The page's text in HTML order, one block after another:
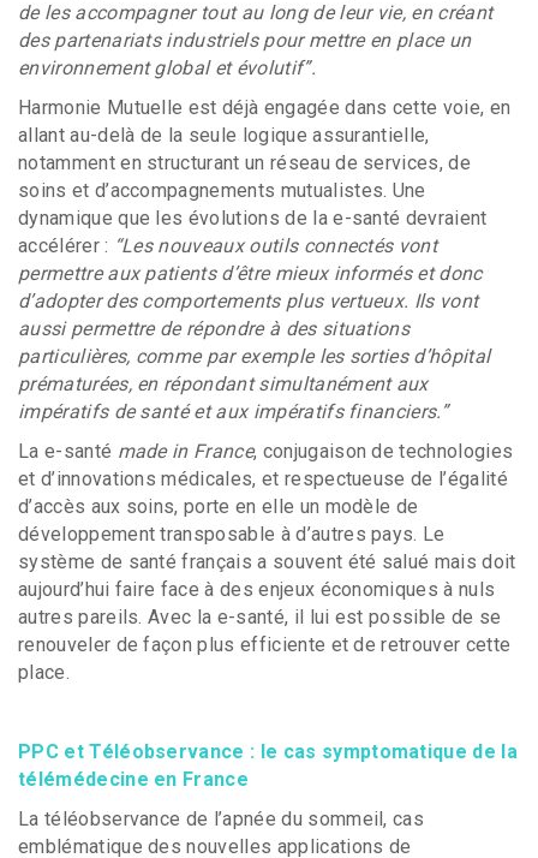
de les accompagner tout au long de leur vie, en créant
des partenariats industriels pour mettre en place un
environnement global et évolutif”.
Harmonie Mutuelle est déjà engagée dans cette voie, en
allant au-delà de la seule logique assurantielle,
notamment en structurant un réseau de services, de
soins et d’accompagnements mutualistes. Une
dynamique que les évolutions de la e-santé devraient
accélérer : “Les nouveaux outils connectés vont
permettre aux patients d’être mieux informés et donc
d’adopter des comportements plus vertueux. Ils vont
aussi permettre de répondre à des situations
particulières, comme par exemple les sorties d’hôpital
prématurées, en répondant simultanément aux
impératifs de santé et aux impératifs financiers.”
La e-santé made in France, conjugaison de technologies
et d’innovations médicales, et respectueuse de l’égalité
d’accès aux soins, porte en elle un modèle de
développement transposable à d’autres pays. Le
système de santé français a souvent été salué mais doit
aujourd’hui faire face à des enjeux économiques à nuls
autres pareils. Avec la e-santé, il lui est possible de se
renouveler de façon plus efficiente et de retrouver cette
place.
PPC et Téléobservance : le cas symptomatique de la
télémédecine en France
La téléobservance de l’apnée du sommeil, cas
emblématique des nouvelles applications de